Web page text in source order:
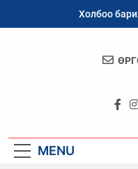
Холбоо
MENU